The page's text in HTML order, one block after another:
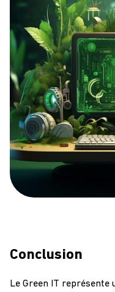
Conclusion
Le Green IT représente